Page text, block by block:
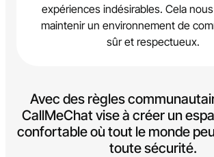
expériences indésirables. Cela
maintenir un environnement de
sûr et respectueux.
Avec des règles
CallMeChat vise à créer un
confortable où tout le monde
toute sécurité.